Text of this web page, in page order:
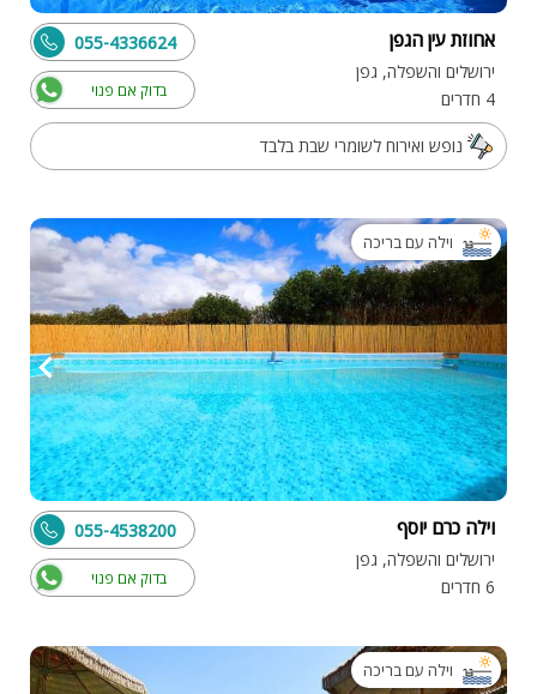
אחוזת עין הגפן
ירושלים והשפלה, גפן
4 חדרים
בדוק אם פנוי
055-4336624
נופש ואירוח לשומרי שבת בלבד
וילה עם בריכה
וילה כרם יוסף
ירושלים והשפלה, גפן
6 חדרים
בדוק אם פנוי
055-4538200
וילה עם בריכה